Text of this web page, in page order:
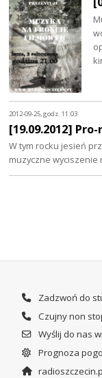
2012-09-25, godz. 11:03
[19.09.2012]
W tym rocku jesień
muzyczne wyciszenie
Zadzwoń do
Czujny non
Wyślij do nas
Prognoza